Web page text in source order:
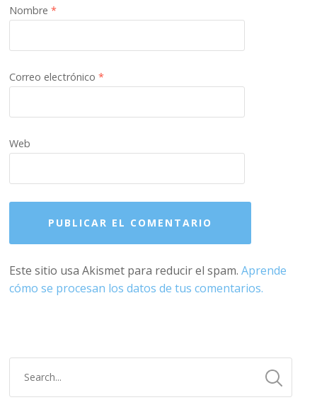
Nombre*
Correo electrónico*
Web
Este sitio usa Akismet para reducir el spam.Aprende
cómo se procesan los datos de tus comentarios.